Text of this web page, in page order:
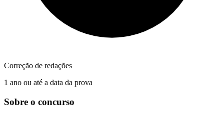
Correção de redações
1 ano ou até a data da prova
Sobre o concurso